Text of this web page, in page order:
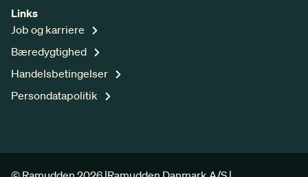
Links
Job og karriere
Bæredygtighed
Handelsbetingelser
Persondatapolitik